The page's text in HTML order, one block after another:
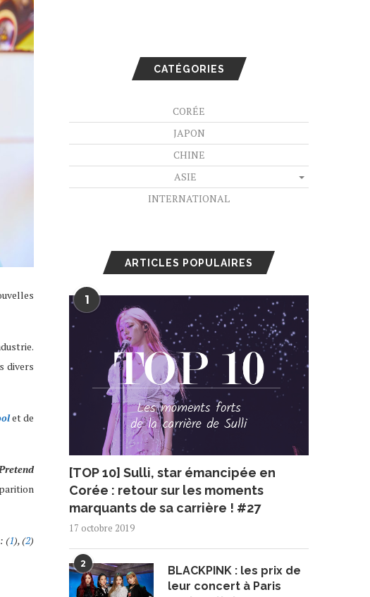
divers
et de
(1), (2)
CATÉGORIES
CORÉE
JAPON
CHINE
ASIE
INTERNATIONAL
ARTICLES POPULAIRES
1
[TOP 10] Sulli, star émancipée en
Corée : retour sur les moments
marquants de sa carrière ! #27
17 octobre 2019
2
BLACKPINK : les prix de
leur concert à Paris